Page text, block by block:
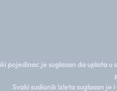
pojedinac je suglasan da uplata
Svaki sudionik izleta suglasan